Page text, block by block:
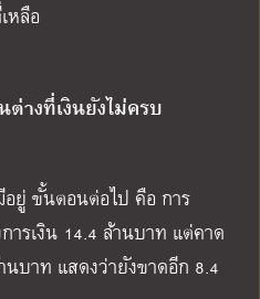
หลือ
างที่เงินยังไม่ครบ
อยู่ ขั้นตอนต่อไป คือ การ
รเงิน 14.4 ล้านบาท แต่คาด
นบาท แสดงว่ายังขาดอีก 8.4